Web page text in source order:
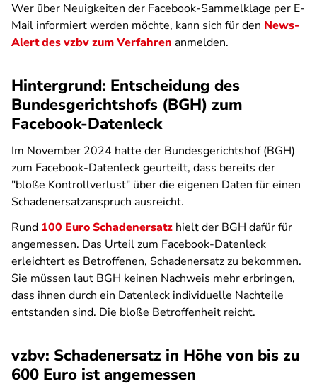
Wer über Neuigkeiten der Facebook-Sammelklage per E-
Mail informiert werden möchte, kann sich für den News-
Alert des vzbv zum Verfahren anmelden.
Hintergrund: Entscheidung des
Bundesgerichtshofs (BGH) zum
Facebook-Datenleck
Im November 2024 hatte der Bundesgerichtshof (BGH)
zum Facebook-Datenleck geurteilt, dass bereits der
"bloße Kontrollverlust" über die eigenen Daten für einen
Schadenersatzanspruch ausreicht.
Rund 100 Euro Schadenersatz hielt der BGH dafür für
angemessen. Das Urteil zum Facebook-Datenleck
erleichtert es Betroffenen, Schadenersatz zu bekommen.
Sie müssen laut BGH keinen Nachweis mehr erbringen,
dass ihnen durch ein Datenleck individuelle Nachteile
entstanden sind. Die bloße Betroffenheit reicht.
vzbv: Schadenersatz in Höhe von bis zu
600 Euro ist angemessen